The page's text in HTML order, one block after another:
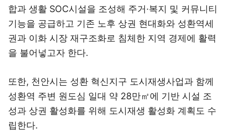
합과 생활 SOC시설을 조성해 주거·복지 및 커뮤니티
기능을 공급하고 기존 노후 상권 현대화와 성환역세
권과 이화 시장 재구조화로 침체한 지역 경제에 활력
을 불어넣고자 한다.
또한, 천안시는 성환 혁신지구 도시재생사업과 함께
성환역 주변 원도심 일대 약 28만㎡에 기반 시설 조
성과 상권 활성화를 위해 도시재생 활성화 계획도 수
립한다.